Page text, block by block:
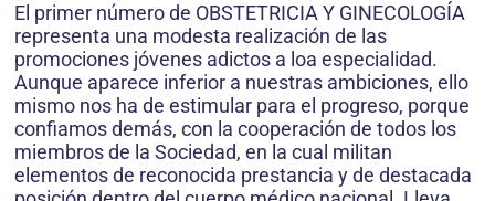
El primer número de OBSTETRICIA Y GINECOLOGÍA
representa una modesta realización de las
promociones jóvenes adictos a loa especialidad.
Aunque aparece inferior a nuestras ambiciones, ello
mismo nos ha de estimular para el progreso, porque
confiamos demás, con la cooperación de todos los
miembros de la Sociedad, en la cual militan
elementos de reconocida prestancia y de destacada